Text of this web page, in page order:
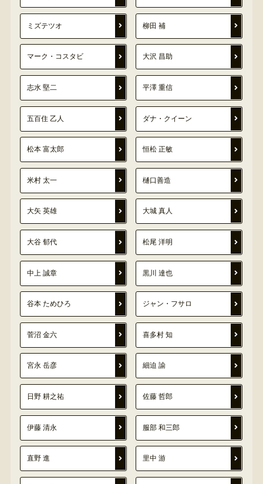
ミズテツオ 柳田 補
マーク・コスタビ 大沢 昌助
志水 堅二 平澤 重信
五百住 乙人 ダナ・クイーン
松本 富太郎 恒松 正敏
米村 太一 樋口善造
大矢 英雄 大城 真人
大谷 郁代 松尾 洋明
中上 誠章 黒川 達也
谷本 ためひろ ジャン・フサロ
菅沼 金六 喜多村 知
宮永 岳彦 細迫 諭
日野 耕之祐 佐藤 哲郎
伊藤 清永 服部 和三郎
直野 進 里中 游